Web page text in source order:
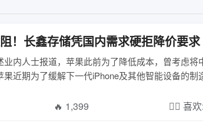
！长鑫存储凭国内需求硬拒降价要求
内人士报道，苹果此前为了降低成本，曾考虑
近期为了缓解下一代iPhone及其他智能设备的
🔥 1,399 ❤️‍🔥 喜